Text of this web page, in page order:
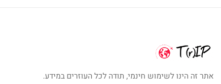
אתר זה הינו לשימוש חינמי, תודה לכל העוזרים במידע.